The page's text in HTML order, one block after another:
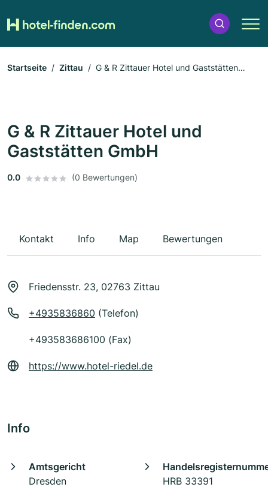
Startseite Zittau
G & R Zittauer Hotel und Gaststätten
G & R Zittauer Hotel und
Gaststätten GmbH
0.0 (0 Bewertungen)
Kontakt Info Map Bewertungen
Friedensstr. 23, 02763 Zittau
+4935836860 (Telefon)
+493583686100 (Fax)
https://www.hotel-riedel.de
Info
Amtsgericht
Dresden
HRB 33391